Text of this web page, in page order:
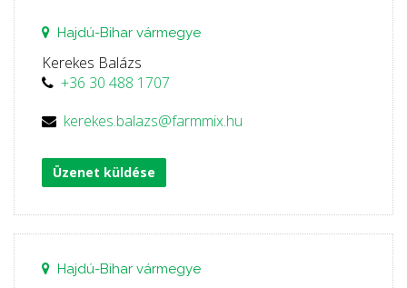
Hajdú-Bihar vármegye
Kerekes Balázs
+36 30 488 1707
kerekes.balazs@farmmix.hu
Üzenet küldése
Hajdú-Bihar vármegye